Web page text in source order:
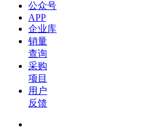
公众号
APP
企业库
销量
查询
采购
项目
用户
反馈